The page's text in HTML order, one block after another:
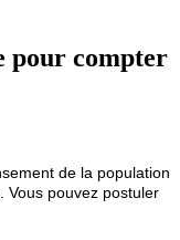
pour compter
de la population
Vous pouvez postuler